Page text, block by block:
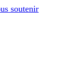
soutenir